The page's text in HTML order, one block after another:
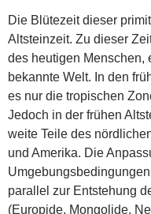
Die Blütezeit dieser
Altsteinzeit. Zu dieser
des heutigen Menschen,
bekannte Welt. In den
es nur die tropischen
Jedoch in der frühen
weite Teile des
und Amerika. Die
parallel zur Entstehung
(Europide, Mongolide,